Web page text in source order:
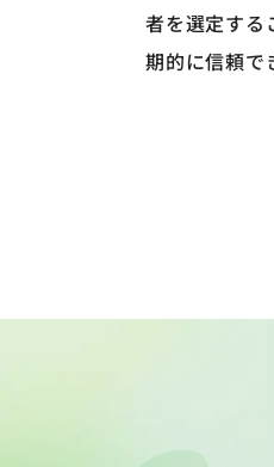
者を選定する
期的に信頼で